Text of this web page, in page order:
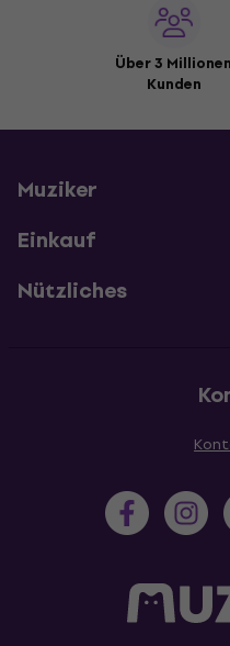
Über 3 Millionen
Kunden
Muziker
Einkauf
Nützliches